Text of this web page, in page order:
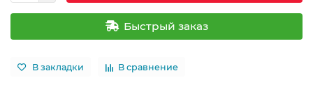
Быстрый заказ
В закладки В сравнение